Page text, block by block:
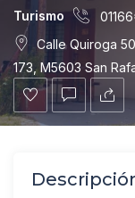
Turismo
Calle Quiroga
173, M5603 San